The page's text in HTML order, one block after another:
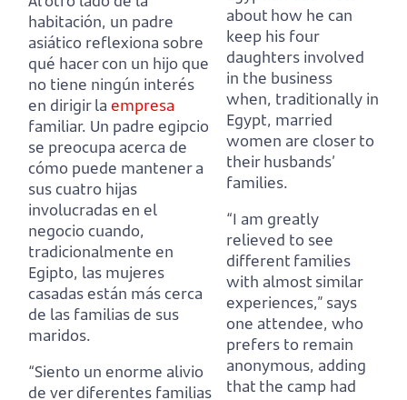
habitación, un padre
asiático reflexiona sobre
qué hacer con un hijo que
no tiene ningún interés
en dirigir la empresa
familiar. Un padre egipcio
se preocupa acerca de
cómo puede mantener a
sus cuatro hijas
involucradas en el
negocio cuando,
tradicionalmente en
Egipto, las mujeres
casadas están más cerca
de las familias de sus
maridos.
“Siento un enorme alivio
de ver diferentes familias
about how he can
keep his four
daughters involved
in the business
when, traditionally in
Egypt, married
women are closer to
their husbands’
families.
“I am greatly
relieved to see
different families
with almost similar
experiences,” says
one attendee, who
prefers to remain
anonymous, adding
that the camp had